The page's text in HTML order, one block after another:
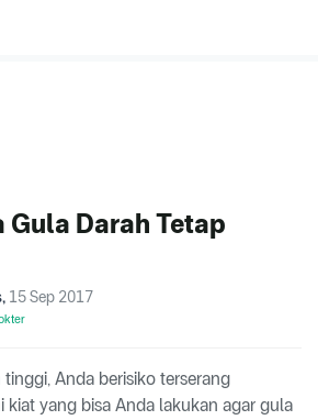
Gula Darah Tetap
, 15 Sep 2017
Anda berisiko terserang
kiat yang bisa Anda lakukan agar gula